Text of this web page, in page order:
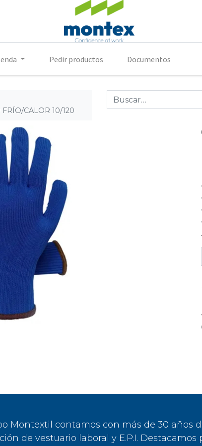
Pedir productos Documentos
CALOR 10/120
Montextil contamos con más de 30 años
de vestuario laboral y E.P.I.